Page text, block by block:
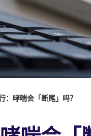
：哮喘会「断尾」吗？